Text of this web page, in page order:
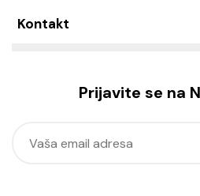
Kontakt
Prijavite se na